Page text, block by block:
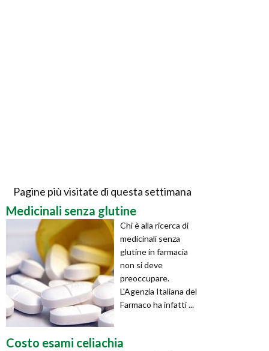
Pagine più visitate di questa settimana
Medicinali senza glutine
Chi è alla ricerca di
medicinali senza
glutine in farmacia
non si deve
preoccupare.
L'Agenzia Italiana del
Farmaco ha infatti ...
Costo esami celiachia